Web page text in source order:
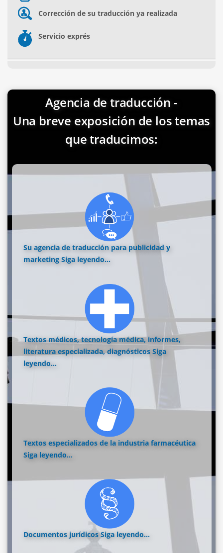
Corrección de su traducción ya realizada
Servicio exprés
Agencia de traducción -
Una breve exposición de los temas
que traducimos:
Su agencia de traducción para publicidad y
marketing Siga leyendo...
Textos médicos, tecnología médica, informes,
literatura especializada, diagnósticos Siga
leyendo...
Textos especializados de la industria farmacéutica
Siga leyendo...
Documentos jurídicos Siga leyendo...